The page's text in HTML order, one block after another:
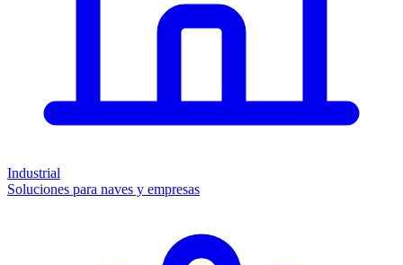
Industrial
Soluciones para naves y empresas